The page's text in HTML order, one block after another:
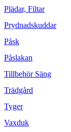
Plädar, Filtar
Prydnadskuddar
Påsk
Påslakan
Tillbehör Säng
Trädgård
Tyger
Vaxduk